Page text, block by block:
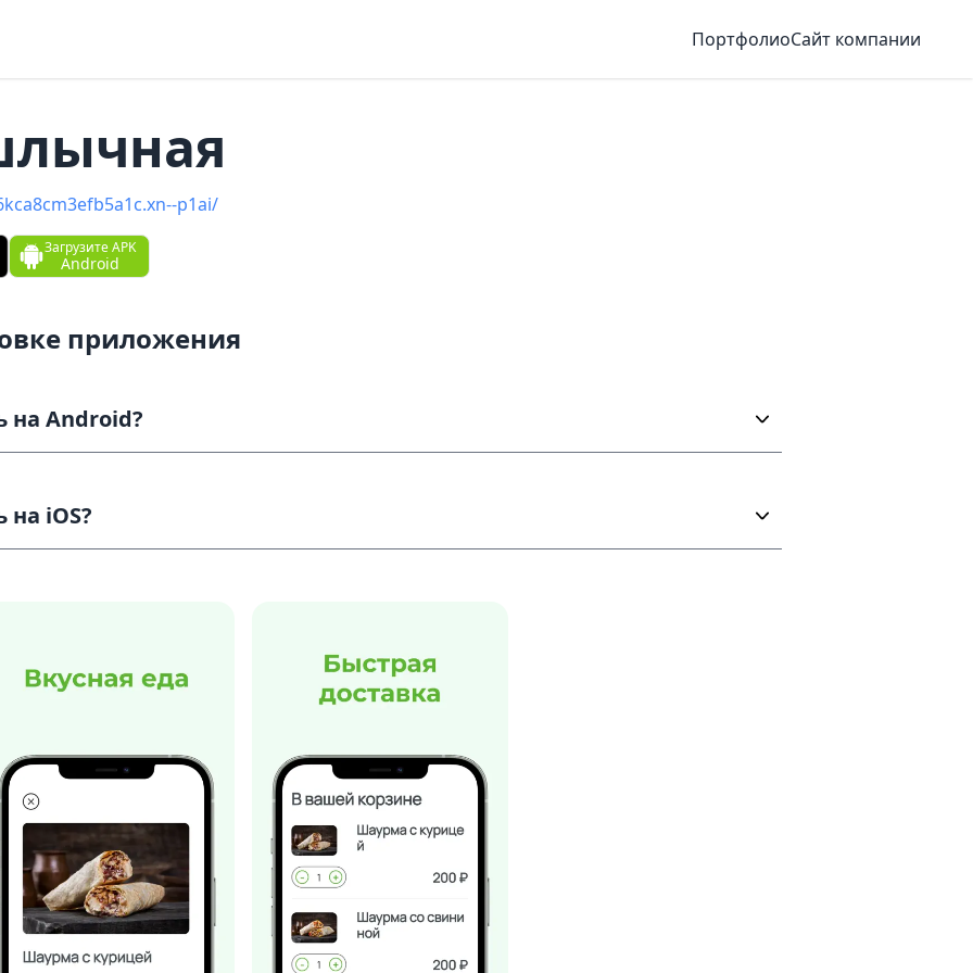
ПортфолиоСайт компании
p1ai/
Загрузите APK
Android
приложения
Как скачать и установить на Android?
на iOS?